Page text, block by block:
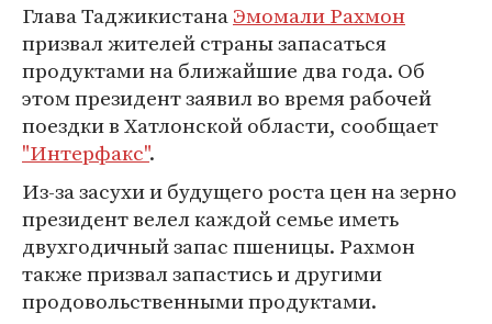
Глава ТаджикистанаЭмомали Рахмон
призвал жителей страны запасаться
продуктами на ближайшие два года. Об
этом президент заявил во время рабочей
поездки в Хатлонской области, сообщает
"Интерфакс".
Из-за засухи и будущего роста цен на зерно
президент велел каждой семье иметь
двухгодичный запас пшеницы. Рахмон
также призвал запастись и другими
продовольственными продуктами.